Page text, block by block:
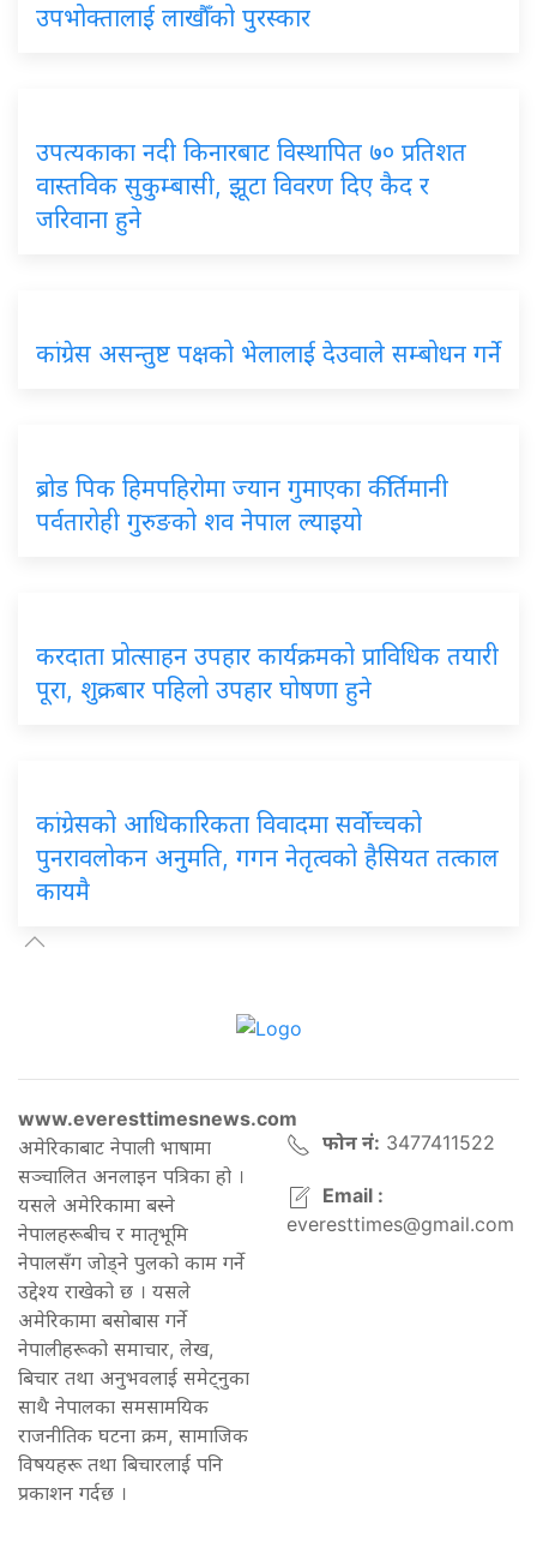
उपभोक्तालाई लाखौँको पुरस्कार
उपत्यकाका नदी किनारबाट विस्थापित ७० प्रतिशत
वास्तविक सुकुम्बासी, झूटा विवरण दिए कैद र
जरिवाना हुने
कांग्रेस असन्तुष्ट पक्षको भेलालाई देउवाले सम्बोधन गर्ने
ब्रोड पिक हिमपहिरोमा ज्यान गुमाएका कीर्तिमानी
पर्वतारोही गुरुङको शव नेपाल ल्याइयो
करदाता प्रोत्साहन उपहार कार्यक्रमको प्राविधिक तयारी
पूरा, शुक्रबार पहिलो उपहार घोषणा हुने
कांग्रेसको आधिकारिकता विवादमा सर्वोच्चको
पुनरावलोकन अनुमति, गगन नेतृत्वको हैसियत तत्काल
कायमै
www.everesttimesnews.com
अमेरिकाबाट नेपाली भाषामा
सञ्चालित अनलाइन पत्रिका हो ।
यसले अमेरिकामा बस्ने
नेपालहरूबीच र मातृभूमि
नेपालसँग जोड्ने पुलको काम गर्ने
उद्देश्य राखेको छ । यसले
अमेरिकामा बसोबास गर्ने
नेपालीहरूको समाचार, लेख,
बिचार तथा अनुभवलाई समेट्नुका
साथै नेपालका समसामयिक
राजनीतिक घटना क्रम, सामाजिक
विषयहरू तथा बिचारलाई पनि
प्रकाशन गर्दछ ।
फोन नं: 3477411522
Email :
everesttimes@gmail.com